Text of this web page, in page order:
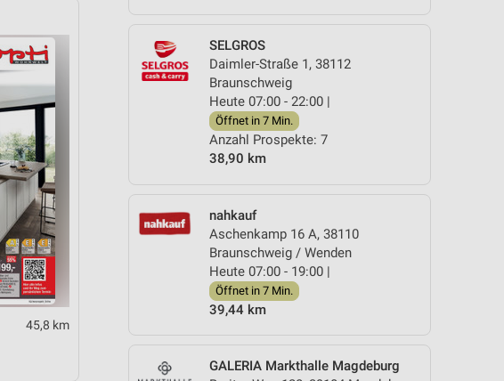
SELGROS
Daimler-Straße 1, 38112
Braunschweig
Heute 07:00 - 22:00 |
Öffnet in 7 Min.
Anzahl Prospekte: 7
38,90 km
nahkauf
Aschenkamp 16 A, 38110
Braunschweig / Wenden
Heute 07:00 - 19:00 |
Öffnet in 7 Min.
39,44 km
GALERIA Markthalle Magdeburg
45,8 km